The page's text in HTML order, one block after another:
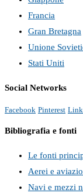
Francia
Gran Bretagna
Unione
Stati Uniti
Social Networks
Facebook Pinterest
Bibliografia e fonti
Le fonti
Aerei e
Navi e mezzi